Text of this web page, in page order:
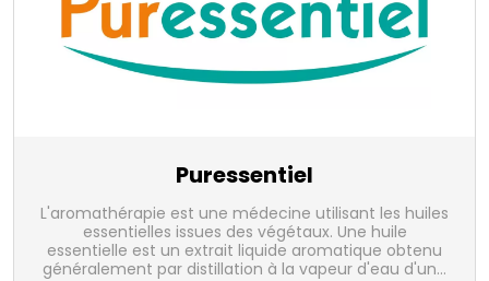
Puressentiel
L'aromathérapie est une médecine utilisant les huiles
essentielles issues des végétaux. Une huile
essentielle est un extrait liquide aromatique obtenu
généralement par distillation à la vapeur d'eau d'une